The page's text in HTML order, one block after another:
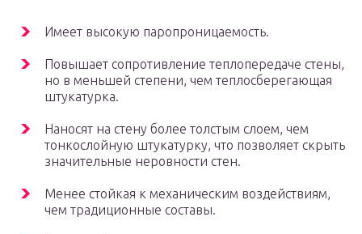
Имеет высокую паропроницаемость.
Повышает сопротивление теплопередаче стены,
но в меньшей степени, чем теплосберегающая
штукатурка.
Наносят на стену более толстым слоем, чем
тонкослойную штукатурку, что позволяет скрыть
значительные неровности стен.
Менее стойкая к механическим воздействиям,
чем традиционные составы.